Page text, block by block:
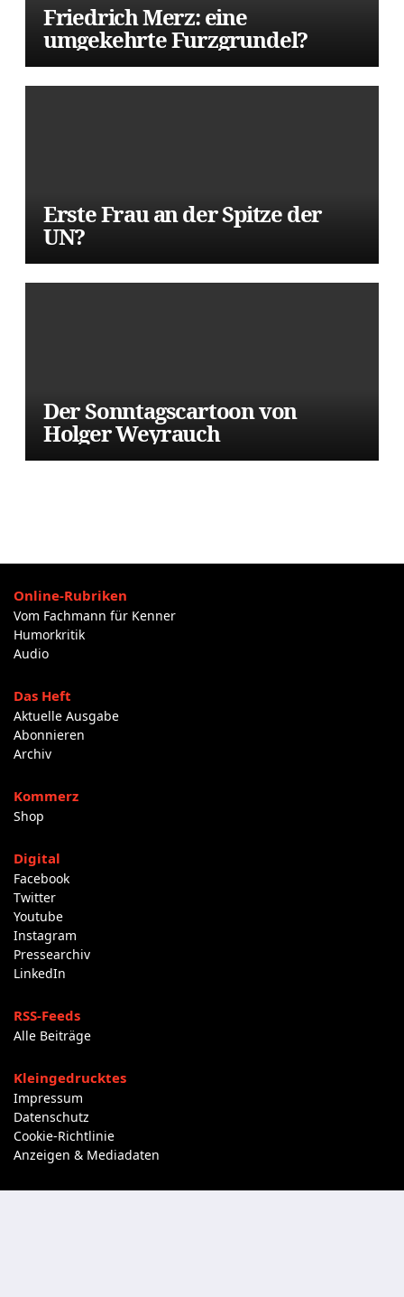
Friedrich Merz: eine
umgekehrte Furzgrundel?
Erste Frau an der Spitze der
UN?
Der Sonntagscartoon von
Holger Weyrauch
Online-Rubriken
Vom Fachmann für Kenner
Humorkritik
Audio
Das Heft
Aktuelle Ausgabe
Abonnieren
Archiv
Kommerz
Shop
Digital
Facebook
Twitter
Youtube
Instagram
Pressearchiv
LinkedIn
RSS-Feeds
Alle Beiträge
Kleingedrucktes
Impressum
Datenschutz
Cookie-Richtlinie
Anzeigen & Mediadaten